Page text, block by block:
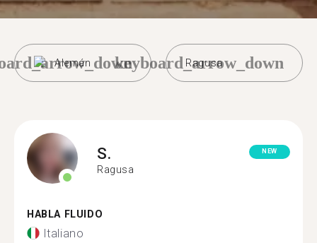
Alemán Ragusa
keyboard_arrow_down
S.
Ragusa
NEW
HABLA FLUIDO
Italiano